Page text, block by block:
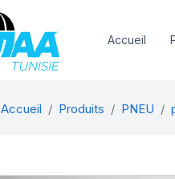
Accueil
Accueil Produits PNEU